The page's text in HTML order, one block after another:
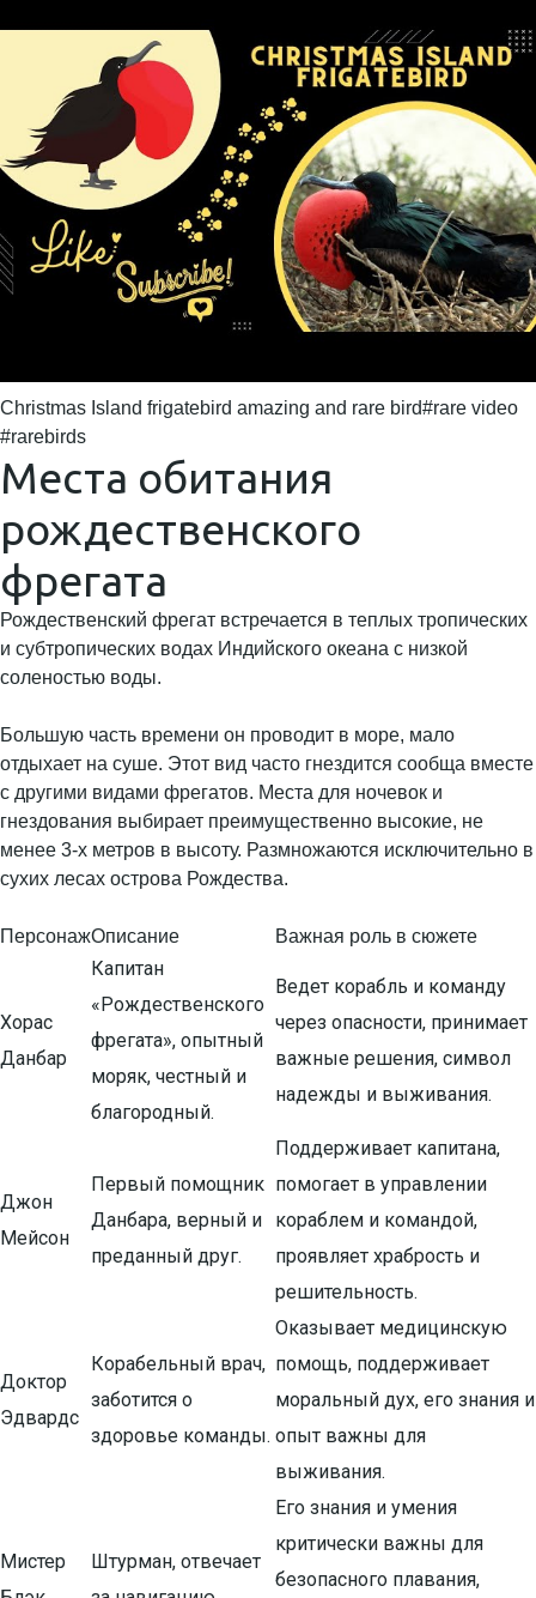
Christmas Island frigatebird amazing and rare bird#rare video
#rarebirds
Места обитания
рождественского
фрегата
Рождественский фрегат встречается в теплых тропических
и субтропических водах Индийского океана с низкой
соленостью воды.
Большую часть времени он проводит в море, мало
отдыхает на суше. Этот вид часто гнездится сообща вместе
с другими видами фрегатов. Места для ночевок и
гнездования выбирает преимущественно высокие, не
менее 3-х метров в высоту. Размножаются исключительно в
сухих лесах острова Рождества.
ПерсонажОписание Важная роль в сюжете
Хорас
Данбар
Капитан
«Рождественского
фрегата», опытный
моряк, честный и
благородный.
Ведет корабль и команду
через опасности, принимает
важные решения, символ
надежды и выживания.
Джон
Мейсон
Первый помощник
Данбара, верный и
преданный друг.
Поддерживает капитана,
помогает в управлении
кораблем и командой,
проявляет храбрость и
решительность.
Доктор
Эдвардс
Корабельный врач,
заботится о
здоровье команды.
Оказывает медицинскую
помощь, поддерживает
моральный дух, его знания и
опыт важны для
выживания.
Мистер
Штурман, отвечает
Его знания и умения
критически важны для
безопасного плавания,